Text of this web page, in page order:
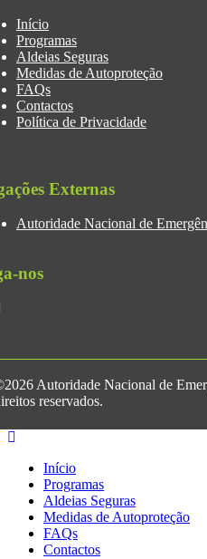
Início
Programas
Aldeias Seguras
Medidas de Autoproteção
FAQs
Contactos
Política de Privacidade
Externas
Autoridade Nacional de
nos
Autoridade Nacional de
reservados.
Início
Programas
Aldeias Seguras
Medidas de Autoproteção
FAQs
Contactos